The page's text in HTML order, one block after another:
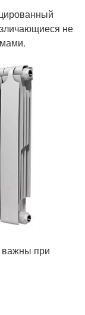
не
важны при